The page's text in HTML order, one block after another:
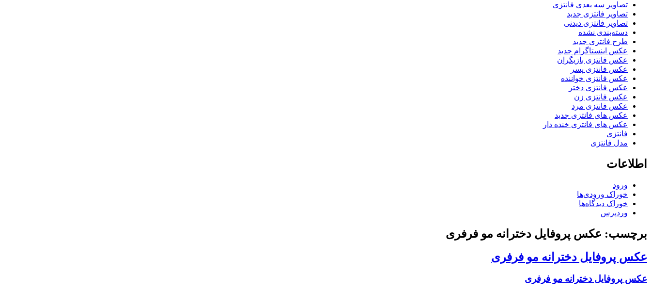
تصاویر سه بعدی فانتزی
تصاویر فانتزی جدید
تصاویر فانتزی دیدنی
دسته‌بندی نشده
طرح فانتزی جدید
عکس اینستاگرام جدید
عکس فانتزی بازیگران
عکس فانتزی پسر
عکس فانتزی خواننده
عکس فانتزی دختر
عکس فانتزی زن
عکس فانتزی مرد
عکس های فانتزی جدید
عکس های فانتزی خنده دار
فانتزی
مدل فانتزی
اطلاعات
ورود
خوراک ورودی‌ها
خوراک دیدگاه‌ها
وردپرس
برچسب: عکس پروفایل دخترانه مو فرفری
عکس پروفایل دخترانه مو فرفری
عکس پروفایل دخترانه مو فرفری